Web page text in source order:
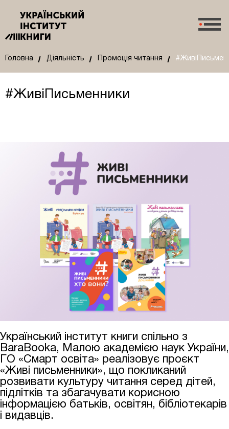
Головна Діяльність Промоція читання
#ЖивіПисьменники
Український інститут книги спільно з
BaraBooka, Малою академією наук України,
ГО «Смарт освіта» реалізовує проєкт
«Живі письменники», що покликаний
розвивати культуру читання серед дітей,
підлітків та збагачувати корисною
інформацією батьків, освітян, бібліотекарів
і видавців.